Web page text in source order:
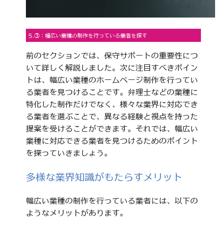
5.③：幅広い業種の制作を行っている業者を探す
前のセクションでは、保守サポートの重要性につ
いて詳しく解説しました。次に注目すべきポイン
トは、幅広い業種のホームページ制作を行ってい
る業者を見つけることです。弁理士などの業種に
特化した制作だけでなく、様々な業界に対応でき
る業者を選ぶことで、異なる経験と視点を持った
提案を受けることができます。それでは、幅広い
業種に対応できる業者を見つけるためのポイント
を探っていきましょう。
多様な業界知識がもたらすメリット
幅広い業種の制作を行っている業者には、以下の
ようなメリットがあります。